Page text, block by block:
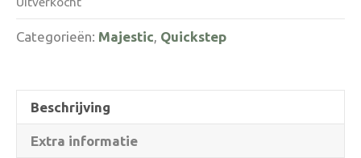
Categorieën: Majestic, Quickstep
Beschrijving
Extra informatie